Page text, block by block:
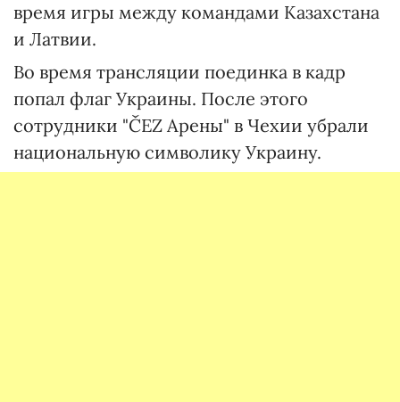
время игры между командами Казахстана
и Латвии.
Во время трансляции поединка в кадр
попал флаг Украины. После этого
сотрудники "ČEZ Арены" в Чехии убрали
национальную символику Украину.